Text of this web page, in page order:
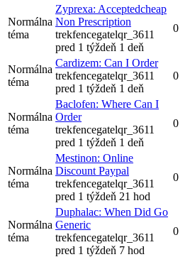
Normálna
téma
Zyprexa: Acceptedcheap
Non Prescription
trekfencegatelqr_3611
pred 1 týždeň 1 deň
0
Normálna
téma
Cardizem: Can I Order
trekfencegatelqr_3611
pred 1 týždeň 1 deň
0
Normálna
téma
Baclofen: Where Can I
Order
trekfencegatelqr_3611
pred 1 týždeň 1 deň
0
Normálna
téma
Mestinon: Online
Discount Paypal
trekfencegatelqr_3611
pred 1 týždeň 21 hod
0
Normálna
téma
Duphalac: When Did Go
Generic
trekfencegatelqr_3611
pred 1 týždeň 7 hod
0